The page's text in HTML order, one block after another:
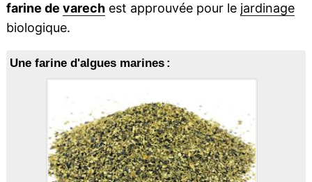
farine de varechest approuvée pour le jardinage
biologique.
Une farine d'algues marines :